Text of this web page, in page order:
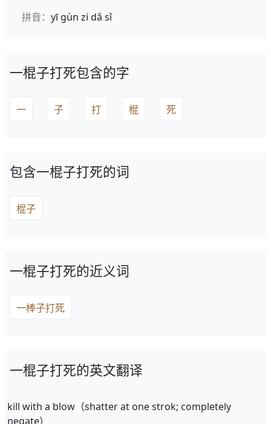
拼音： yī gùn zi dǎ sǐ
一棍子打死包含的字
一 子 打 棍 死
包含一棍子打死的词
棍子
一棍子打死的近义词
一棒子打死
一棍子打死的英文翻译
kill with a blow（shatter at one strok; completely
negate）